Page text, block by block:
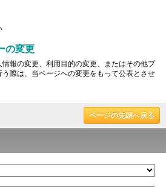
の変更
報の変更、利用目的の変更、またはその他プ
際は、当ページへの変更をもって公表とさせ
ページの先頭へ戻る